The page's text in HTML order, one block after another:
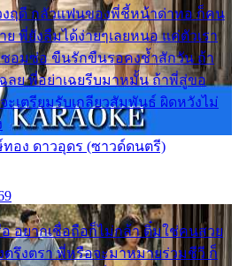
ฤดี กลัวแฟนของพี่ชี้หน้าด่าทอ ก็คน
พี่ยังลืมได้ง่ายๆเลยหนอ แค่ตัวเรา
อมซ่อ ขืนรักขืนรอคงช้ำสักวัน ถ้า
ลย พี่อย่าเฉยรีบมาหมั้น ถ้าพี่สู่ขอ
ะเตรียมรับเกลียวสัมพันธ์ ผิดหวังไม่
อง ดาวอุดร (ซาวด์ดนตรี)
อยากเชื่อถือก็ไม่กล้า ติ๋มใช่คนสวย
ตรึงตรา พี่หรือจะมาหมายร่วมชีวี ก็